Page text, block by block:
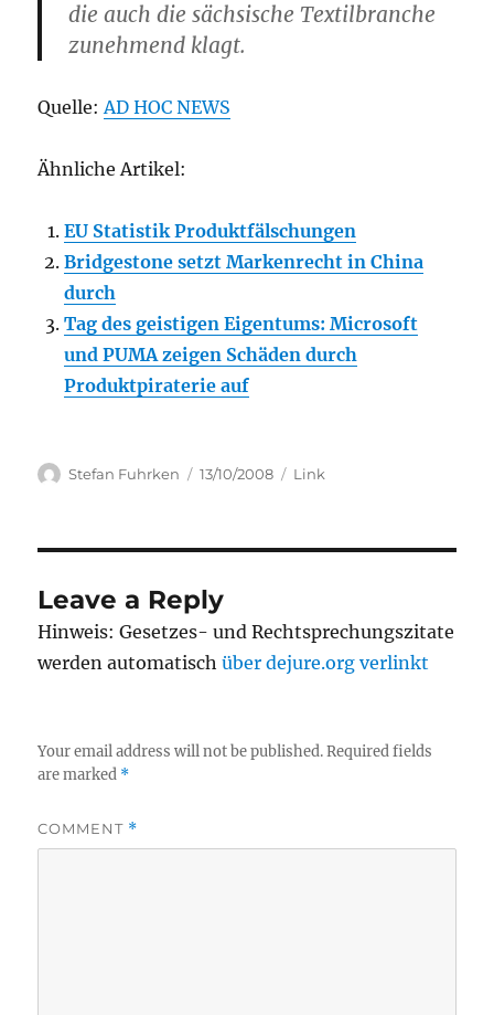
die auch die sächsische Textilbranche
zunehmend klagt.
Quelle:AD HOC NEWS
Ähnliche Artikel:
EU Statistik Produktfälschungen
Bridgestone setzt Markenrecht in China
durch
Tag des geistigen Eigentums: Microsoft
und PUMA zeigen Schäden durch
Produktpiraterie auf
Author
Stefan Fuhrken
Posted
13/10/2008 Categories
Link
Leave a Reply
Hinweis: Gesetzes- und Rechtsprechungszitate
werden automatischüber dejure.org verlinkt
Your email address will not be published. Required fields
are marked *
COMMENT *